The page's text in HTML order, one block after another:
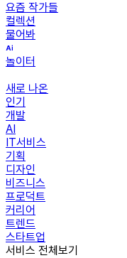
요즘 작가들
컬렉션
물어봐
놀이터
새로 나온
인기
개발
AI
IT서비스
기획
디자인
비즈니스
프로덕트
커리어
트렌드
스타트업
서비스 전체보기